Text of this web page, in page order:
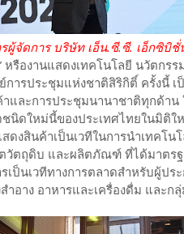
จัดการ บริษัท เอ็น.ซี.ซี. เอ็กซิบิชั่
หรืองานแสดงเทคโนโลยี นวัตก
รประชุมแห่งชาติสิริกิติ์ ครั้งนี้ เ
และการประชุมนานาชาติทุกด้า
นิดใหม่นี้ของประเทศไทยในมิติ
ดงสินค้าเป็นเวทีในการนำเทคโ
วัตถุดิบ และผลิตภัณฑ์ ที่ได้มาตร
ป็นเวทีทางการตลาดสำหรับผู้ป
อาง อาหารและเครื่องดื่ม และ